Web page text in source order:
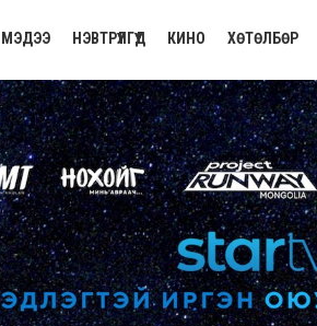
МЭДЭЭ НЭВТРҮҮЛГҮҮД КИНО ХӨТӨЛБӨР